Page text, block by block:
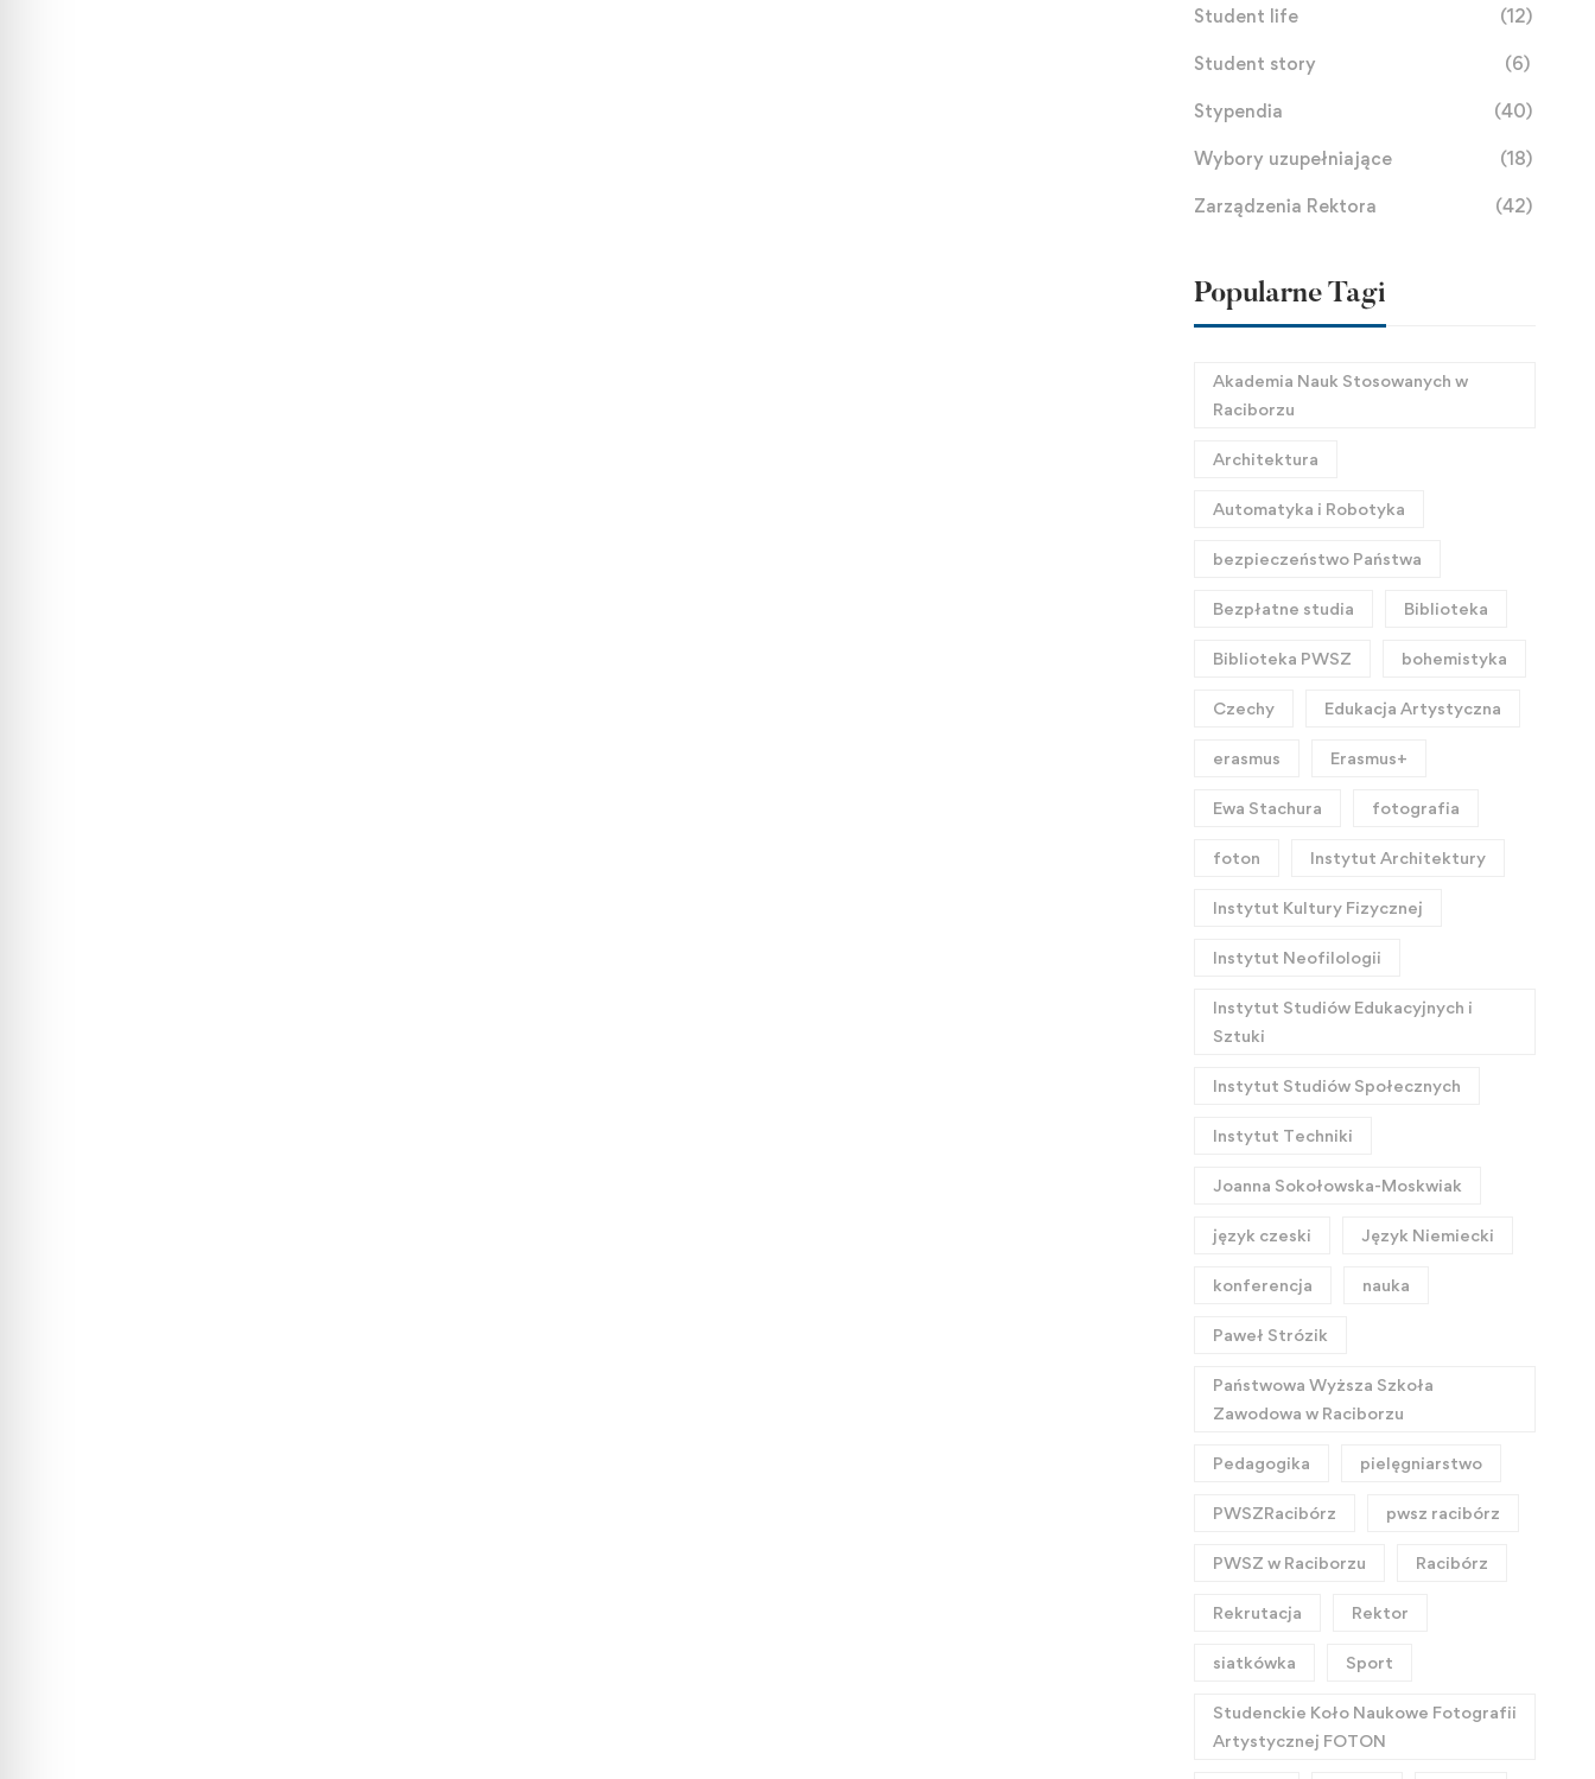
Student life (12)
Student story (6)
Stypendia (40)
Wybory uzupełniające (18)
Zarządzenia Rektora (42)
Popularne Tagi
Akademia Nauk Stosowanych w
Raciborzu
Architektura
Automatyka i Robotyka
bezpieczeństwo Państwa
Bezpłatne studia Biblioteka
Biblioteka PWSZ bohemistyka
Czechy Edukacja Artystyczna
erasmus Erasmus+
Ewa Stachura fotografia
foton Instytut Architektury
Instytut Kultury Fizycznej
Instytut Neofilologii
Instytut Studiów Edukacyjnych i
Sztuki
Instytut Studiów Społecznych
Instytut Techniki
Joanna Sokołowska-Moskwiak
język czeski Język Niemiecki
konferencja nauka
Paweł Strózik
Państwowa Wyższa Szkoła
Zawodowa w Raciborzu
Pedagogika pielęgniarstwo
PWSZRacibórz pwsz racibórz
PWSZ w Raciborzu Racibórz
Rekrutacja Rektor
siatkówka Sport
Studenckie Koło Naukowe Fotografii
Artystycznej FOTON